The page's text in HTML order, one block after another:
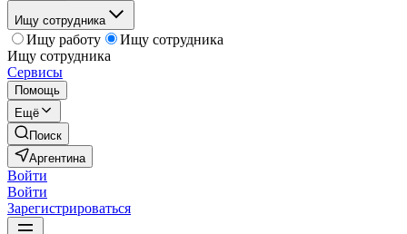
Ищу сотрудника
Ищу работу
Ищу сотрудника
Ищу сотрудника
Сервисы
Помощь
Ещё
Поиск
Аргентина
Войти
Войти
Зарегистрироваться